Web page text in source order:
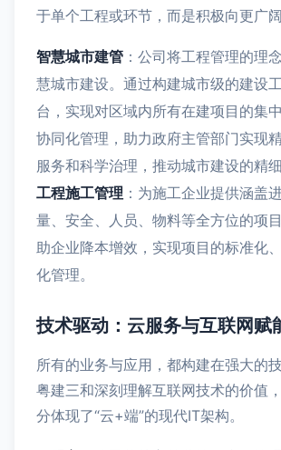
于单个工程或环节，而是积极向更广阔
智慧城市建管 ：公司将工程管理的理
慧城市建设。通过构建城市级的建设
台，实现对区域内所有在建项目的集
协同化管理，助力政府主管部门实现
服务和科学治理，推动城市建设的精
工程施工管理 ：为施工企业提供涵盖
量、安全、人员、物料等全方位的项
助企业降本增效，实现项目的标准化
化管理。
技术驱动：云服务与互联网赋
所有的业务与应用，都构建在强大的
粤建三和深刻理解互联网技术的价值
分体现了“云+端”的现代IT架构。